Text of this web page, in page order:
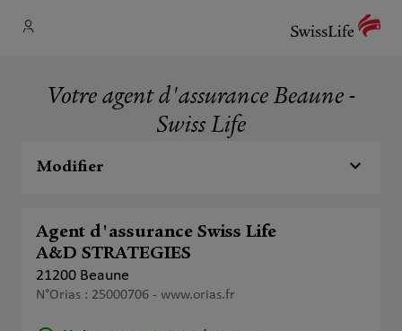
Votre agent d'assurance Beaune -
Swiss Life
Modifier
Agent d'assurance Swiss Life
A&D STRATEGIES
21200 Beaune
N°Orias : 25000706 - www.orias.fr